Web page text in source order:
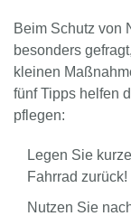
Beim Schutz von
besonders
kleinen
fünf Tipps helfen
pflegen:
Legen Sie
Fahrrad zurück!
Nutzen Sie